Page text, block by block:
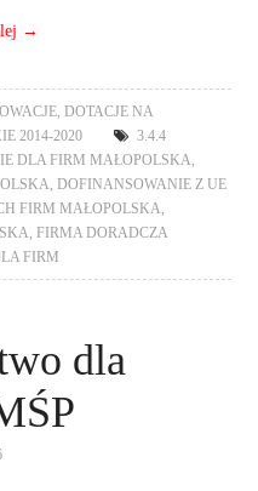
→
,DOTACJE NA
2014-2020
3.4.4
DLA FIRM MAŁOPOLSKA
,DOFINANSOWANIE Z UE
FIRM MAŁOPOLSKA
,FIRMA DORADCZA
FIRM
dla